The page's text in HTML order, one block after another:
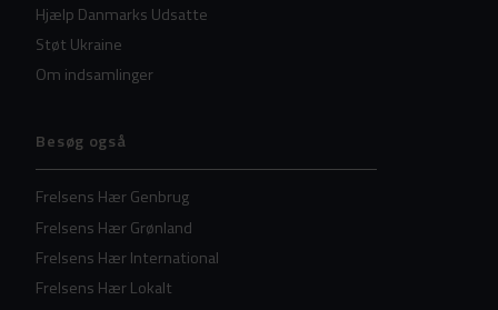
Hjælp Danmarks Udsatte
Støt Ukraine
Om indsamlinger
Besøg også
Frelsens Hær Genbrug
Frelsens Hær Grønland
Frelsens Hær International
Frelsens Hær Lokalt